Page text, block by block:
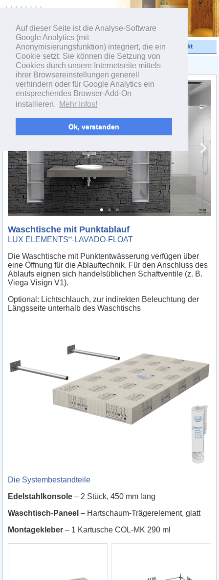
Auf dieser Seite ist die Analyse-Software
Google Analytics (mit
Anonymisierungsfunktion) integriert, die ein
Cookie setzt. Sie können die Setzung von
Cookies durch unsere Internetseite mittels
ihrer Browsereinstellungen generell
verhindern oder für Google Analytics ein
entsprechendes Browser-Add-On
installieren. Mehr Infos!
Ok, verstanden
Videos Produkte Kontakt
< Produktgruppe LAVADO
Waschtische mit Punktablauf
LUX ELEMENTS®-LAVADO-FLOAT
Die Waschtische mit Punktentwässerung verfügen über
eine Öffnung für die Ablauftechnik. Für den Anschluss des
Ablaufs eignen sich handelsüblichen Schaftventile (z. B.
Viega Visign V1).
Optional: Lichtschlauch, zur indirekten Beleuchtung der
Längsseite unterhalb des Waschtischs
Die Systembestandteile
Edelstahlkonsole – 2 Stück, 450 mm lang
Waschtisch-Paneel – Hartschaum-Trägerelement, glatt
Montagekleber – 1 Kartusche COL-MK 290 ml
powered by webEdition CMS